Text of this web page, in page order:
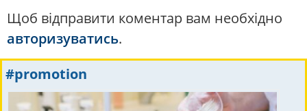
Щоб відправити коментар вам необхідно
авторизуватись.
#promotion